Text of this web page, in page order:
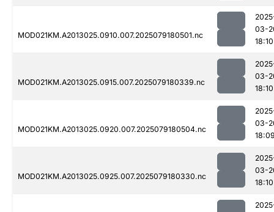
MOD021KM.A2013025.0910.007.2025079180501.nc
03-
18:10
MOD021KM.A2013025.0915.007.2025079180339.nc
03-
18:10
MOD021KM.A2013025.0920.007.2025079180504.nc
03-
MOD021KM.A2013025.0925.007.2025079180330.nc
03-
18:10